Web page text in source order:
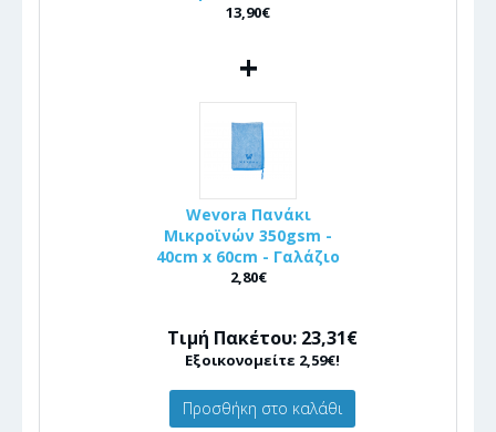
13,90€
+
Wevora Πανάκι
Μικροϊνών 350gsm -
40cm x 60cm - Γαλάζιο
2,80€
Τιμή Πακέτου: 23,31€
Εξοικονομείτε 2,59€!
Προσθήκη στο καλάθι